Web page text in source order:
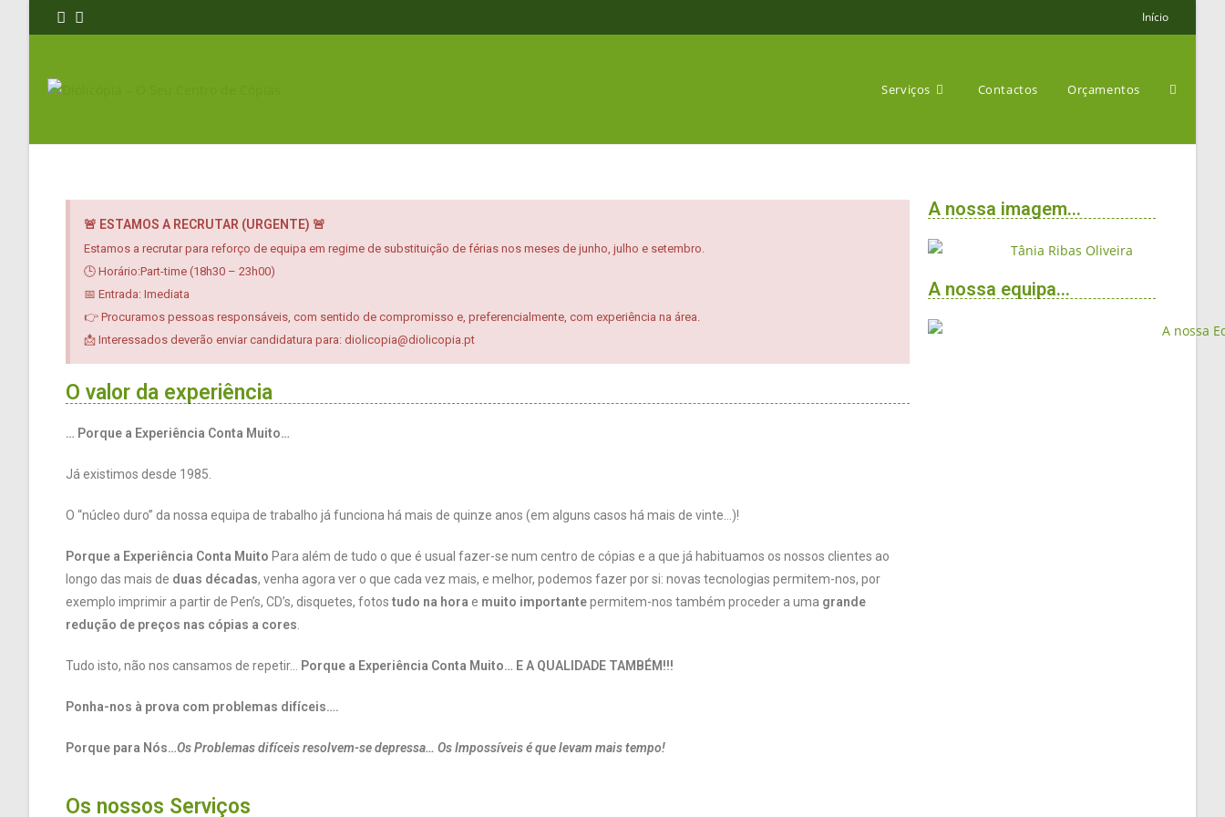
Início
Serviços Contactos Orçamentos
🚨 ESTAMOS A RECRUTAR (URGENTE) 🚨
Estamos a recrutar para reforço de equipa em regime de substituição de férias nos meses de junho, julho e setembro.
🕒 Horário:Part-time (18h30 – 23h00)
📅 Entrada: Imediata
👉 Procuramos pessoas responsáveis, com sentido de compromisso e, preferencialmente, com experiência na área.
📩 Interessados deverão enviar candidatura para: diolicopia@diolicopia.pt
O valor da experiência
… Porque a Experiência Conta Muito…
Já existimos desde 1985.
O “núcleo duro” da nossa equipa de trabalho já funciona há mais de quinze anos (em alguns casos há mais de vinte…)!
Porque a Experiência Conta Muito Para além de tudo o que é usual fazer-se num centro de cópias e a que já habituamos os nossos clientes ao
longo das mais de duas décadas, venha agora ver o que cada vez mais, e melhor, podemos fazer por si: novas tecnologias permitem-nos, por
exemplo imprimir a partir de Pen’s, CD’s, disquetes, fotos tudo na hora e muito importantepermitem-nos também proceder a uma grande
redução de preços nas cópias a cores
Tudo isto, não nos cansamos de repetir… Porque a Experiência Conta Muito… E A QUALIDADE TAMBÉM!!!
Ponha-nos à prova com problemas difíceis….
Porque para Nós…Os Problemas difíceis resolvem-se depressa… Os Impossíveis é que levam mais tempo!
A nossa imagem...
A nossa equipa...
Os nossos Serviços